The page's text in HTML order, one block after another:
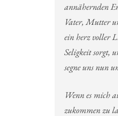
annähernden
Vater, Mutter
ein herz voller
Seligkeit sorgt,
segne uns nun
Wenn es mich
zukommen zu